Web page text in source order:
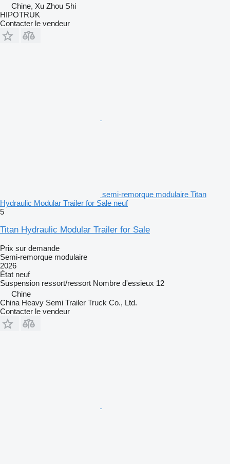
Chine, Xu Zhou Shi
HIPOTRUK
Contacter le vendeur
semi-remorque modulaire Titan
Hydraulic Modular Trailer for Sale neuf
5
Titan Hydraulic Modular Trailer for Sale
Prix sur demande
Semi-remorque modulaire
2026
État neuf
Suspension ressort/ressort Nombre d'essieux 12
Chine
China Heavy Semi Trailer Truck Co., Ltd.
Contacter le vendeur